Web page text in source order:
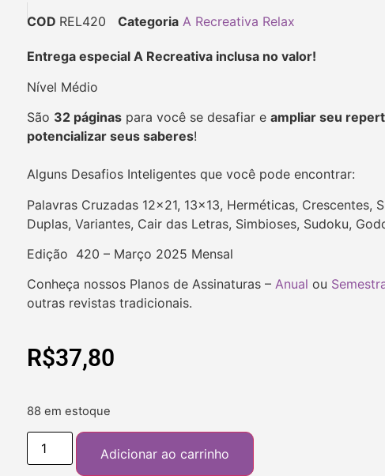
COD REL420 Categoria A Recreativa Relax
Entrega especial A Recreativa inclusa no valor!
Nível Médio
São 32 páginas para você se desafiar e ampliar seu
potencializar seus saberes!
Alguns Desafios Inteligentes que você pode encontrar:
Palavras Cruzadas 12×21, 13×13, Herméticas, Crescentes,
Duplas, Variantes, Cair das Letras, Simbioses, Sudoku,
Edição 420 – Março 2025 Mensal
Conheça nossos Planos de Assinaturas – Anual ou
outras revistas tradicionais.
R$37,80
88 em estoque
Adicionar ao carrinho